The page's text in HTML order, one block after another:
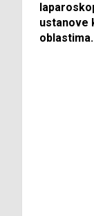
ustanove
oblastima.